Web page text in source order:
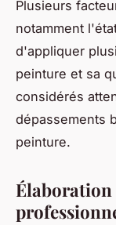
Plusieurs
notamment
d'appliquer
peinture et sa
considérés
dépassements
peinture.
Élaboration